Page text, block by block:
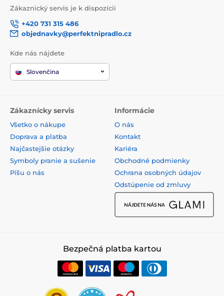
Zákaznický servis je k dispozícii
+420 731 315 486
objednavky@perfektnipradlo.cz
Kde nás nájdete
Slovenčina
Zákaznícky servis
Všetko o nákupe
Doprava a platba
Najčastejšie otázky
Symboly pranie a sušenie
Píšu o nás
Informácie
O nás
Kontakt
Kariéra
Obchodné podmienky
Ochrana osobných údajov
Odstúpenie od zmluvy
Bezpečná platba kartou